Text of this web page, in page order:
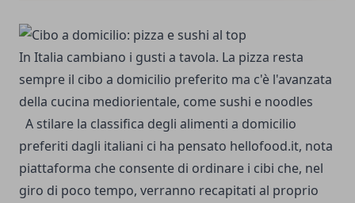
In Italia cambiano i gusti a tavola. La pizza resta
sempre il cibo a domicilio preferito ma c'è l'avanzata
della cucina mediorientale, come sushi e noodles
A stilare la classifica degli alimenti a domicilio
preferiti dagli italiani ci ha pensato hellofood.it, nota
piattaforma che consente di ordinare i cibi che, nel
giro di poco tempo, verranno recapitati al proprio